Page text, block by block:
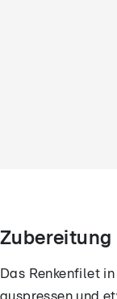
Zubereitung
Das Renkenfilet